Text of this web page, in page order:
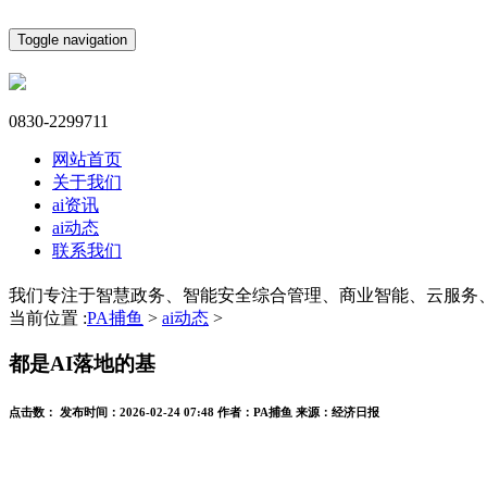
Toggle navigation
0830-2299711
网站首页
关于我们
ai资讯
ai动态
联系我们
我们专注于智慧政务、智能安全综合管理、商业智能、云服务
当前位置 :PA捕鱼 > ai动态 >
都是AI落地的基
点击数： 发布时间： 2026-02-24 07:48 作者： PA捕鱼 来源： 经济日报